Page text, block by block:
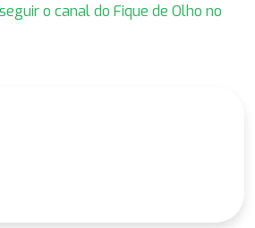
o canal do Fique de Olho no